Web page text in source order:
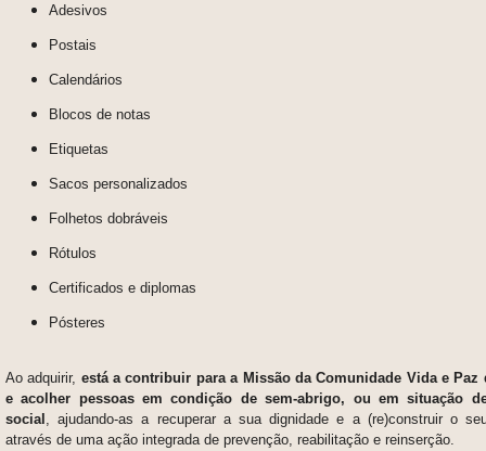
Adesivos
Postais
Calendários
Blocos de notas
Etiquetas
Sacos personalizados
Folhetos dobráveis
Rótulos
Certificados e diplomas
Pósteres
Ao adquirir, está a contribuir para a Missão da Comunidade Vida e
e acolher pessoas em condição de sem-abrigo, ou em situação
social , ajudando-as a recuperar a sua dignidade e a (re)construir o
através de uma ação integrada de prevenção, reabilitação e reinserção.